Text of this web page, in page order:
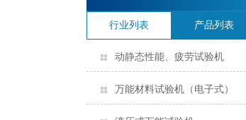
行业列表 产品列表
动静态性能、疲劳试验机
万能材料试验机（电子式）